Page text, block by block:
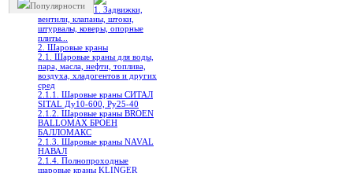
Популярности
1. Задвижки,
вентили, клапаны, штоки,
штурвалы, коверы, опорные
плиты...
2. Шаровые краны
2.1. Шаровые краны для воды,
пара, масла, нефти, топлива,
воздуха, хладогентов и других
сред
2.1.1. Шаровые краны СИТАЛ
SITAL Ду10-600, Ру25-40
2.1.2. Шаровые краны BROEN
BALLOMAX БРОЕН
БАЛЛОМАКС
2.1.3. Шаровые краны NAVAL
НАВАЛ
2.1.4. Полнопроходные
шаровые краны KLINGER